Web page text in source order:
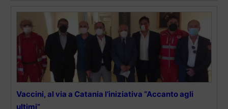
Vaccini, al via a Catania l’iniziativa “Accanto agli
ultimi”